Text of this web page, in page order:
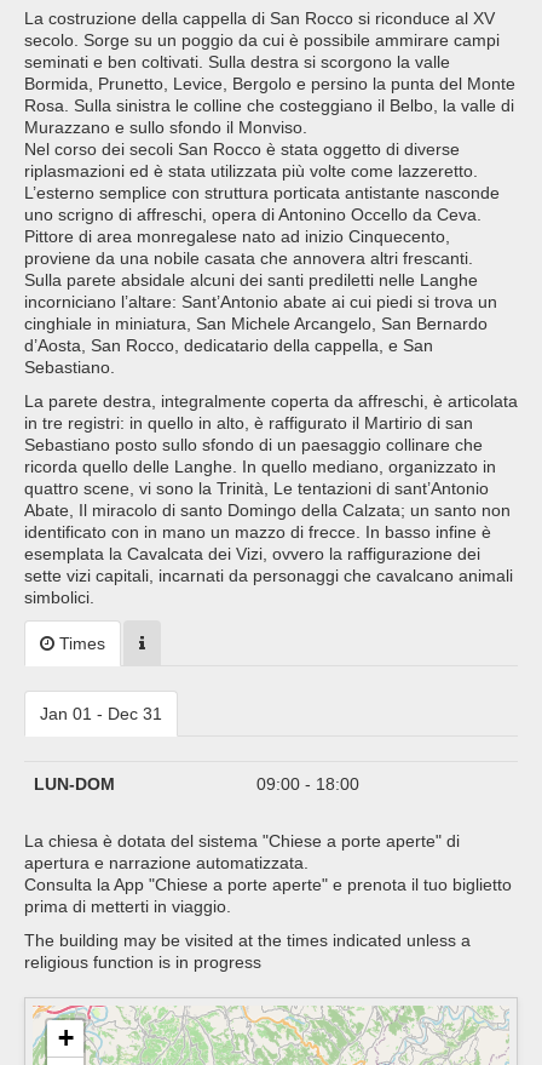
La costruzione della cappella di San Rocco si riconduce al XV
secolo. Sorge su un poggio da cui è possibile ammirare campi
seminati e ben coltivati. Sulla destra si scorgono la valle
Bormida, Prunetto, Levice, Bergolo e persino la punta del Monte
Rosa. Sulla sinistra le colline che costeggiano il Belbo, la valle di
Murazzano e sullo sfondo il Monviso.
Nel corso dei secoli San Rocco è stata oggetto di diverse
riplasmazioni ed è stata utilizzata più volte come lazzeretto.
L’esterno semplice con struttura porticata antistante nasconde
uno scrigno di affreschi, opera di Antonino Occello da Ceva.
Pittore di area monregalese nato ad inizio Cinquecento,
proviene da una nobile casata che annovera altri frescanti.
Sulla parete absidale alcuni dei santi prediletti nelle Langhe
incorniciano l’altare: Sant’Antonio abate ai cui piedi si trova un
cinghiale in miniatura, San Michele Arcangelo, San Bernardo
d’Aosta, San Rocco, dedicatario della cappella, e San
Sebastiano.
La parete destra, integralmente coperta da affreschi, è articolata
in tre registri: in quello in alto, è raffigurato il Martirio di san
Sebastiano posto sullo sfondo di un paesaggio collinare che
ricorda quello delle Langhe. In quello mediano, organizzato in
quattro scene, vi sono la Trinità, Le tentazioni di sant’Antonio
Abate, Il miracolo di santo Domingo della Calzata; un santo non
identificato con in mano un mazzo di frecce. In basso infine è
esemplata la Cavalcata dei Vizi, ovvero la raffigurazione dei
sette vizi capitali, incarnati da personaggi che cavalcano animali
simbolici.
Times
Jan 01 - Dec 31
LUN-DOM 09:00 - 18:00
La chiesa è dotata del sistema "Chiese a porte aperte" di
apertura e narrazione automatizzata.
Consulta la App "Chiese a porte aperte" e prenota il tuo biglietto
prima di metterti in viaggio.
The building may be visited at the times indicated unless a
religious function is in progress
+